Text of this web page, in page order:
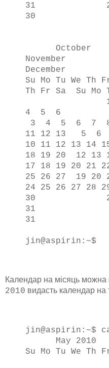
31 26 27
30
December
Su Mo Tu We Th
Th Fr Sa Su Mo
1 2
4 5 6 1
3 4 5 6 7
11 12 13 5 6
10 11 12 13 14
18 19 20 12 13
17 18 19 20 21
25 26 27 19 20
24 25 26 27 28
30 26 27
31
jin@aspirin:~$
Календар на місяць можна
2010 видасть календар на
jin@aspirin:~$
May
Su Mo Tu We Th